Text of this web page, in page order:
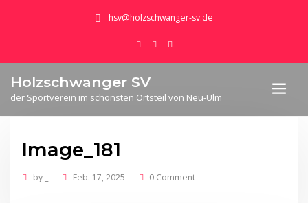
hsv@holzschwanger-sv.de
Holzschwanger SV
der Sportverein im schönsten Ortsteil von Neu-Ulm
Image_181
by Feb. 17, 2025 0 Comment